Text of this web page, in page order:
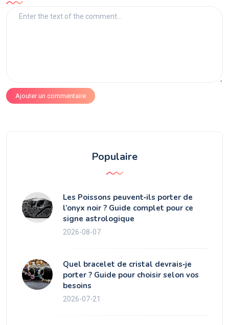
Ajouter un commentaire
Populaire
Les Poissons peuvent‑ils porter de
l’onyx noir ? Guide complet pour ce
signe astrologique
2026-08-07
Quel bracelet de cristal devrais‑je
porter ? Guide pour choisir selon vos
besoins
2026-07-21